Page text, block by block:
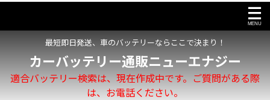
最短即日発送、車のバッテリーならここで決まり！
カーバッテリー通販ニューエナジー
適合バッテリー検索は、現在作成中です。ご質問がある際
は、お電話ください。